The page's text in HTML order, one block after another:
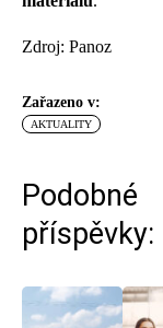
Zdroj: Panoz
Zařazeno v:
AKTUALITY
Podobné
příspěvky: